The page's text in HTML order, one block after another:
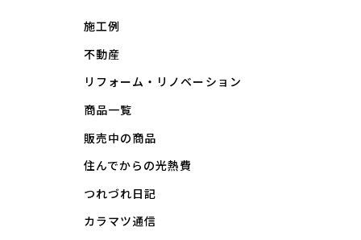
施工例
不動産
リフォーム・リノベーション
商品一覧
販売中の商品
住んでからの光熱費
つれづれ日記
カラマツ通信